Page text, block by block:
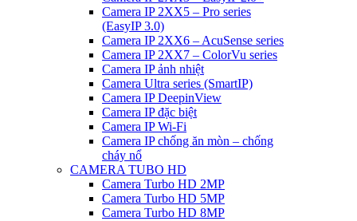
Camera IP 2XX5 – Pro series
(EasyIP 3.0)
Camera IP 2XX6 – AcuSense series
Camera IP 2XX7 – ColorVu series
Camera IP ảnh nhiệt
Camera Ultra series (SmartIP)
Camera IP DeepinView
Camera IP đặc biệt
Camera IP Wi-Fi
Camera IP chống ăn mòn – chống
cháy nổ
CAMERA TUBO HD
Camera Turbo HD 2MP
Camera Turbo HD 5MP
Camera Turbo HD 8MP